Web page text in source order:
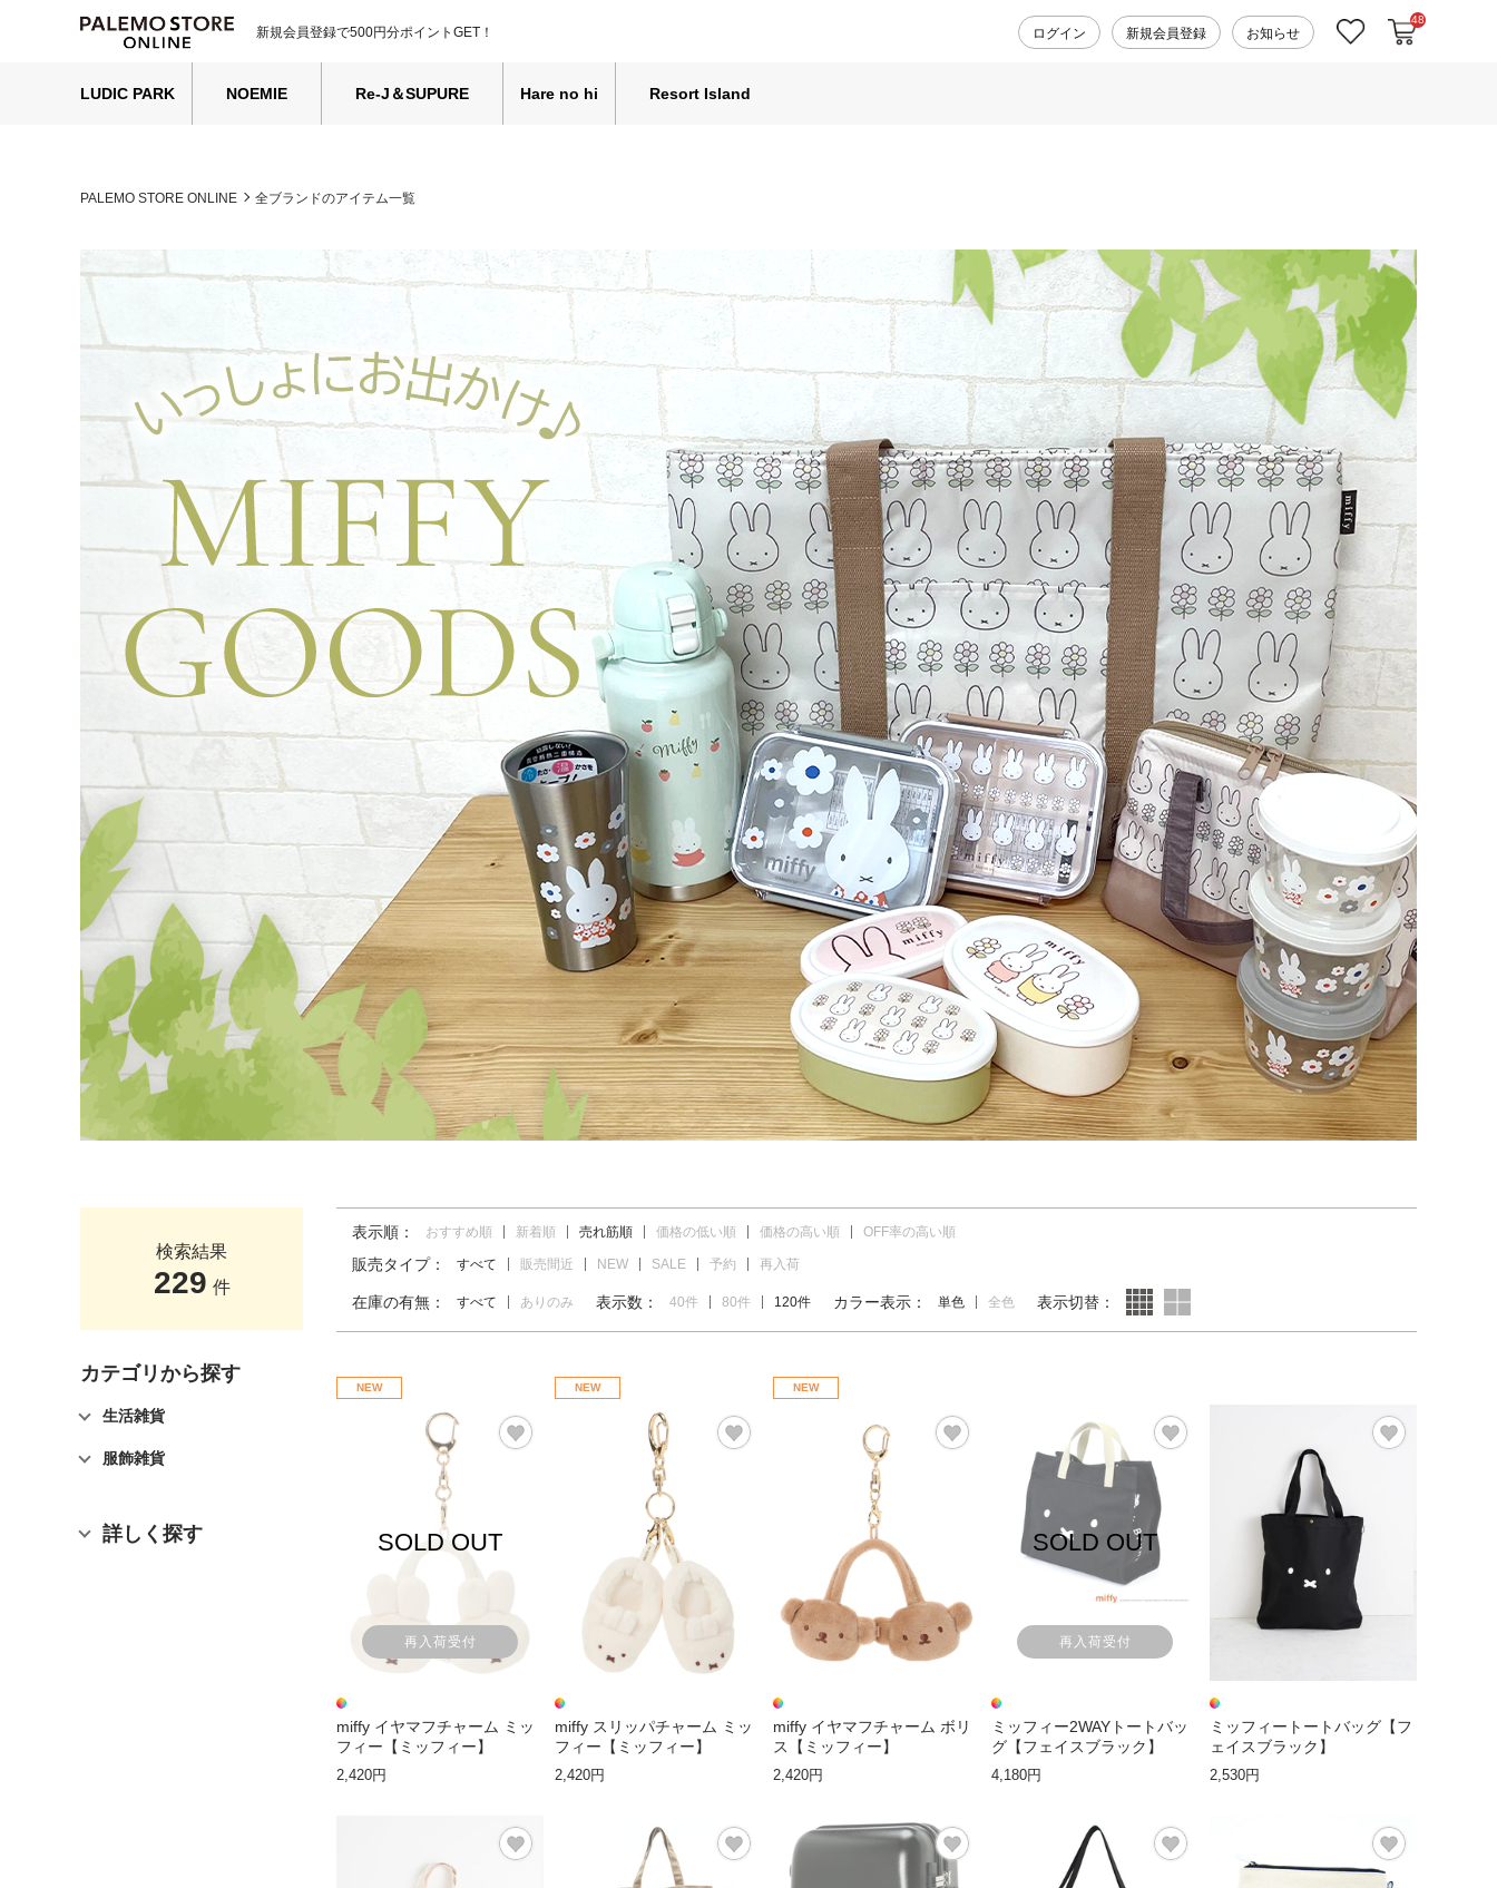
新規会員登録で500円分ポイントGET！ ログイン 新規会員登録 お知らせ お気に入りカートに入
48
LUDIC PARK NOEMIE Re-J＆SUPURE Hare no hi Resort Island
PALEMO STORE ONLINE 全ブランドのアイテム一覧
検索結果
229 件
カテゴリから探す
生活雑貨
服飾雑貨
詳しく探す
表示順： おすすめ順 新着順 売れ筋順 価格の低い順 価格の高い順 OFF率の高い順
販売タイプ： すべて 販売間近 NEW SALE 予約 再入荷
在庫の有無： すべて ありのみ 表示数： 40件 80件 120件 カラー表示： 単色 全色 表示切替：
NEW
SOLD OUT
再入荷受付
miffy イヤマフチャーム ミッ
フィー【ミッフィー】
2,420円
NEW
miffy スリッパチャーム ミッ
フィー【ミッフィー】
2,420円
NEW
miffy イヤマフチャーム ボリ
ス【ミッフィー】
2,420円
SOLD OUT
再入荷受付
ミッフィー2WAYトートバッ
グ【フェイスブラック】
4,180円
ミッフィートートバッグ【フ
ェイスブラック】
2,530円